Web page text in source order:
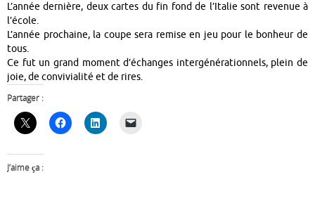
L’année dernière, deux cartes du fin fond de l’Italie sont revenue à
l’école.
L’année prochaine, la coupe sera remise en jeu pour le bonheur de
tous.
Ce fut un grand moment d’échanges intergénérationnels, plein de
joie, de convivialité et de rires.
Partager :
J’aime ça :